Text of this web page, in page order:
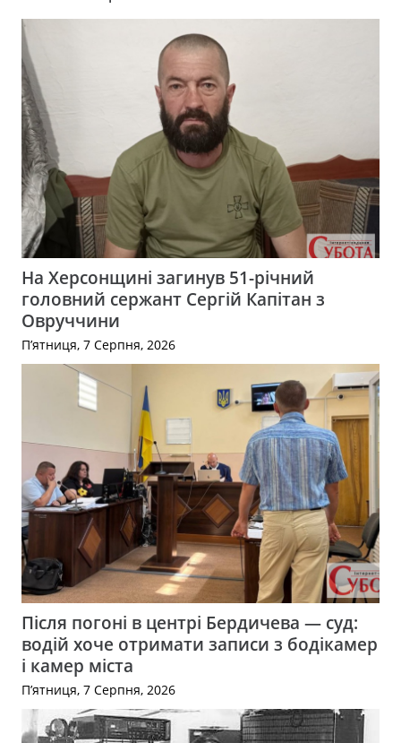
На Херсонщині загинув 51-річний
головний сержант Сергій Капітан з
Овруччини
П’ятниця, 7 Серпня, 2026
Після погоні в центрі Бердичева — суд:
водій хоче отримати записи з бодікамер
і камер міста
П’ятниця, 7 Серпня, 2026